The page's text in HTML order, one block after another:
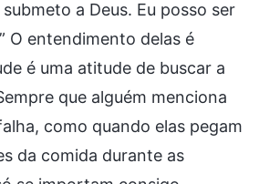
a Deus. Eu posso ser
O entendimento delas é
é uma atitude de buscar a
que alguém menciona
como quando elas pegam
da comida durante as